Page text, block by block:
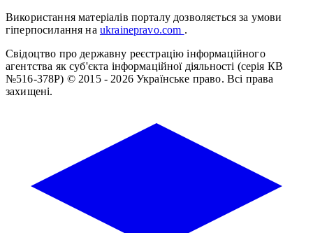
Використання матеріалів порталу дозволяється за умови
гіперпосилання на ukrainepravo.com .
Свідоцтво про державну реєстрацію інформаційного
агентства як суб'єкта інформаційної діяльності (серія КВ
№516-378Р) © 2015 - 2026 Українське право. Всі права
захищені.